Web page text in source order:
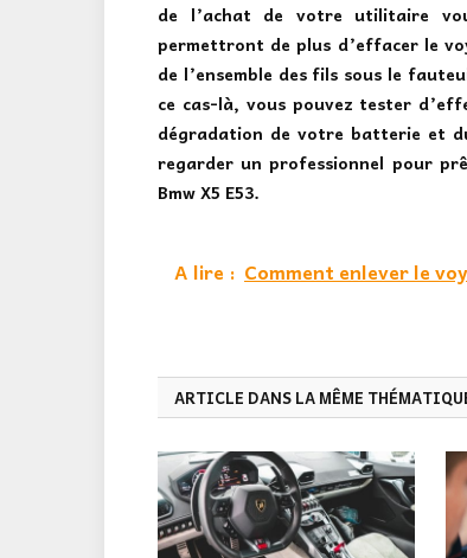
de l’achat de votre utilitaire
permettront de plus d’effacer le
de l’ensemble des fils sous le
ce cas-là, vous pouvez tester
dégradation de votre batterie et
regarder un professionnel pour
Bmw X5 E53.
A lire : Comment enlever le
ARTICLE DANS LA MÊME